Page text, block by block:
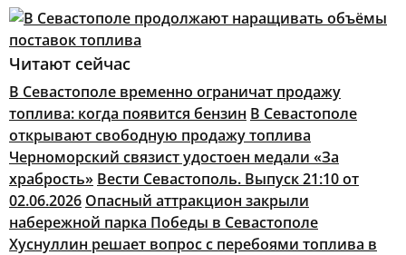
Читают сейчас
В Севастополе временно ограничат продажу
топлива: когда появится бензин В Севастополе
открывают свободную продажу топлива
Черноморский связист удостоен медали «За
храбрость» Вести Севастополь. Выпуск 21:10 от
02.06.2026 Опасный аттракцион закрыли
набережной парка Победы в Севастополе
Хуснуллин решает вопрос с перебоями топлива в